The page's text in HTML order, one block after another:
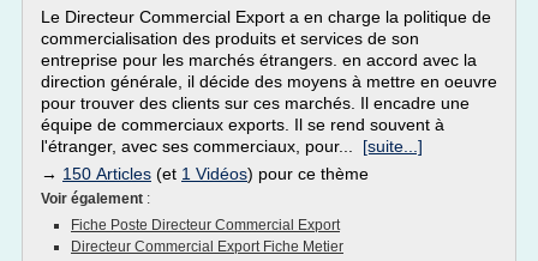
Le Directeur Commercial Export a en charge la politique de
commercialisation des produits et services de son
entreprise pour les marchés étrangers. en accord avec la
direction générale, il décide des moyens à mettre en oeuvre
pour trouver des clients sur ces marchés. Il encadre une
équipe de commerciaux exports. Il se rend souvent à
l'étranger, avec ses commerciaux, pour... [suite...]
→ 150 Articles (et 1 Vidéos) pour ce thème
Voir également :
Fiche Poste Directeur Commercial Export
Directeur Commercial Export Fiche Metier